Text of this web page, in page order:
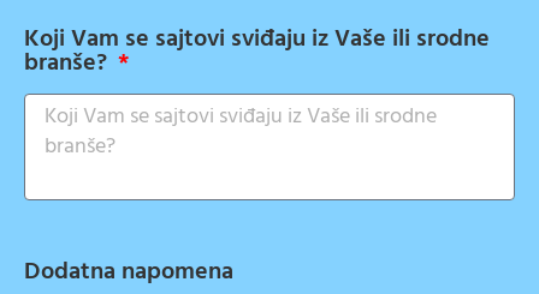
Koji Vam se sajtovi sviđaju iz Vaše ili srodne
branše?
Dodatna napomena